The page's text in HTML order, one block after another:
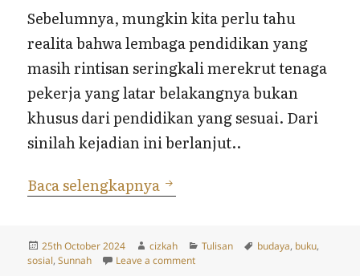
Sebelumnya, mungkin kita perlu tahu
realita bahwa lembaga pendidikan yang
masih rintisan seringkali merekrut tenaga
pekerja yang latar belakangnya bukan
khusus dari pendidikan yang sesuai. Dari
sinilah kejadian ini berlanjut..
Baca selengkapnya Tentang Bacaan Buku
Posted
on
25th October 2024 Author
cizkah Categories
Tulisan Tags
budaya, buku,
sosial,Sunnah Leave a commenton Tentang Bacaan Buku Umum: